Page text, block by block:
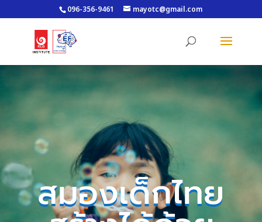
096-356-9461 mayotc@gmail.com
สมองเด็กไทย